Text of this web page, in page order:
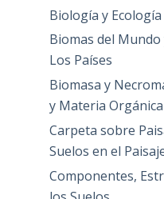
Biología y
Biomas del
Los Países
Biomasa y
y Materia Orgánica
Carpeta sobre
Suelos en el
Componentes,